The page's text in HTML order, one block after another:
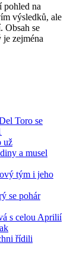
pohled na
výsledků, ale
Obsah se
je zejména
Toro se
už
a musel
tým i jeho
se pohár
s celou Aprilií
řídili